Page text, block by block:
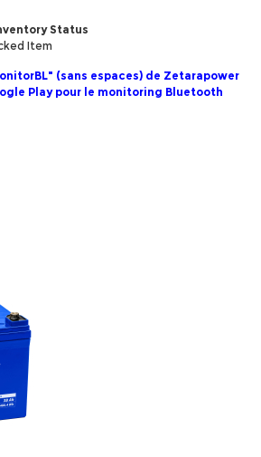
Status
Item
(sans espaces) de Zetarapower
Play pour le monitoring Bluetooth